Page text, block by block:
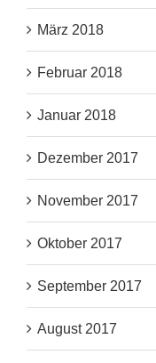
März 2018
Februar 2018
Januar 2018
Dezember 2017
November 2017
Oktober 2017
September 2017
August 2017